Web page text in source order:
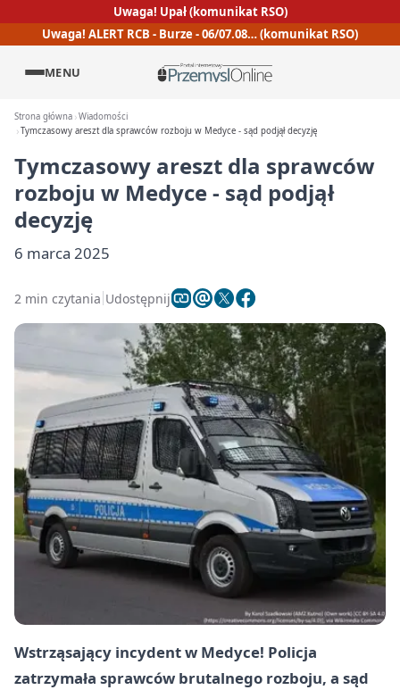
Uwaga! Upał (komunikat RSO)
Uwaga! ALERT RCB - Burze - 06/07.08… (komunikat RSO)
MENU
Strona główna Wiadomości
Tymczasowy areszt dla sprawców rozboju w Medyce - sąd podjął decyzję
Tymczasowy areszt dla sprawców
rozboju w Medyce - sąd podjął
decyzję
6 marca 2025
2 min czytania Udostępnij
Wstrząsający incydent w Medyce! Policja
zatrzymała sprawców brutalnego rozboju, a sąd